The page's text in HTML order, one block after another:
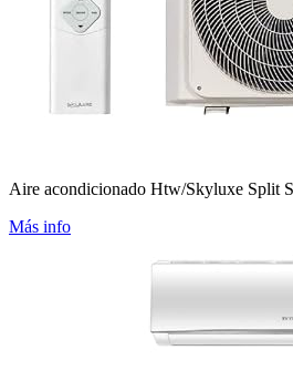
Aire acondicionado Htw/Skyluxe Split
Más info